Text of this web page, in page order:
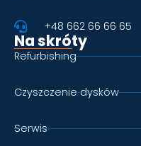
+48 662 66 66 65
Na skróty
Refurbishing
Czyszczenie dysków
Serwis